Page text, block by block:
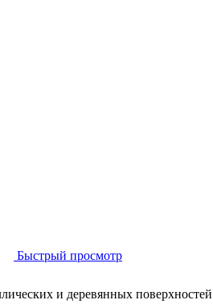
Быстрый просмотр
и деревянных поверхностей